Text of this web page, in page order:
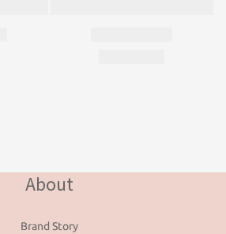
About
Brand Story